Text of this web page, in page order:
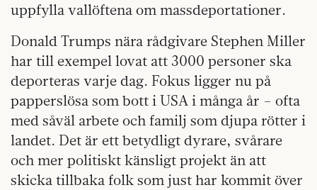
uppfylla vallöftena om massdeportationer.
Donald Trumps nära rådgivare Stephen Miller
har till exempel lovat att 3000 personer ska
deporteras varje dag. Fokus ligger nu på
papperslösa som bott i USA i många år – ofta
med såväl arbete och familj som djupa rötter i
landet. Det är ett betydligt dyrare, svårare
och mer politiskt känsligt projekt än att
skicka tillbaka folk som just har kommit över